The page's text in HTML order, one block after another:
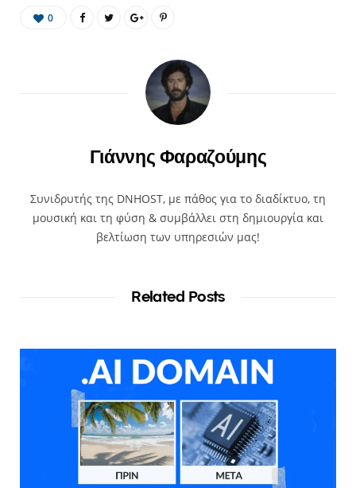
0
Γιάννης Φαραζούμης
Συνιδρυτής της DNHOST, με πάθος για το διαδίκτυο, τη
μουσική και τη φύση & συμβάλλει στη δημιουργία και
βελτίωση των υπηρεσιών μας!
Related Posts